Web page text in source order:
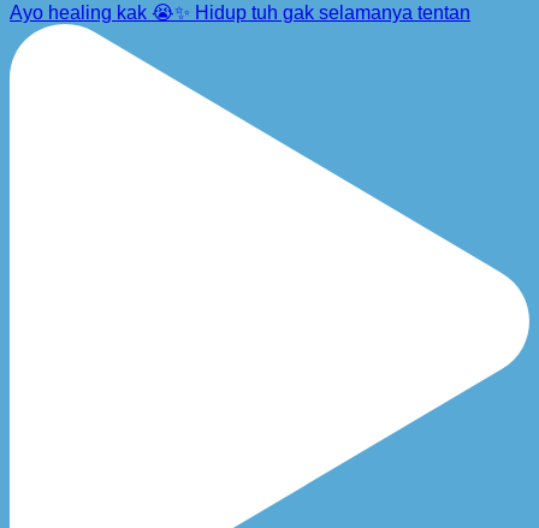
Ayo healing kak 😭✨ Hidup tuh gak selamanya tentan